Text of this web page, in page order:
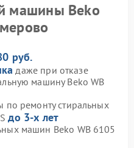
машины Beko
руб.
даже при отказе
машину Beko WB
по ремонту стиральных
до 3-х лет
машин Beko WB 6105